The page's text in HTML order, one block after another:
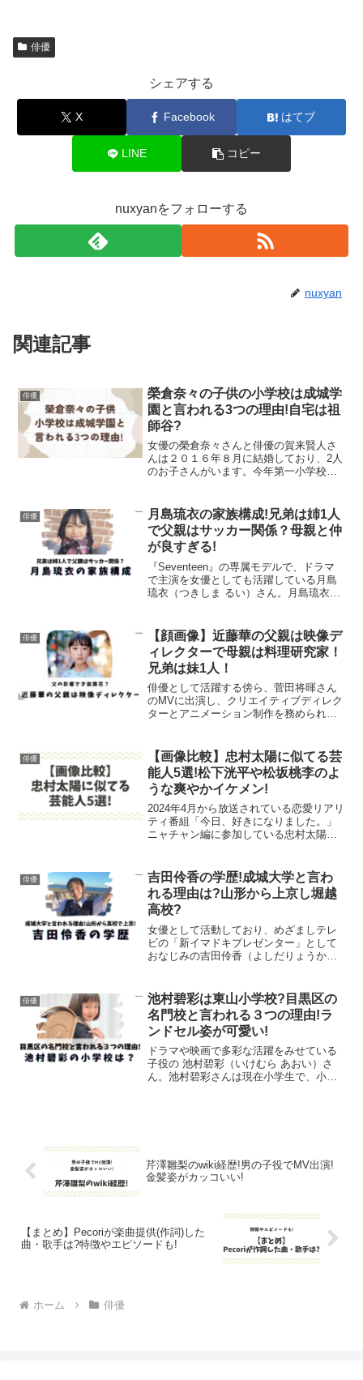
俳優
シェアする
X Facebook はてブ
LINE コピー
nuxyanをフォローする
nuxyan
関連記事
俳優
榮倉奈々の子供の小学校は成城学
園と言われる3つの理由!自宅は祖
師谷?
女優の榮倉奈々さんと俳優の賀来賢人さ
んは２０１６年８月に結婚しており、2人
のお子さんがいます。今年第一小学校に
調べてみました。榮倉奈々は子供が2人オ
フィシャルサイトより...
俳優
月島琉衣の家族構成!兄弟は姉1人
で父親はサッカー関係？母親と仲
が良すぎる!
『Seventeen』の専属モデルで、ドラマ
で主演を女優としても活躍している月島
琉衣（つきしま るい）さん。月島琉衣さ
人月島琉衣さんの家族構成は姉が1人いる
4人家族の...
俳優
【顔画像】近藤華の父親は映像デ
ィレクターで母親は料理研究家！
兄弟は妹1人！
俳優として活躍する傍ら、菅田将暉さん
のMVに出演し、クリエイティブディレク
ターとアニメーション制作を務められた
エイティブな活動もされているのは驚き
ですね。MV制作の...
俳優
【画像比較】忠村太陽に似てる芸
能人5選!松下洸平や松坂桃李のよ
うな爽やかイケメン!
2024年4月から放送されている恋愛リアリ
ティ番組「今日、好きになりました。」
ニャチャン編に参加している忠村太陽
す。そんな忠村太陽さんですが、あの
「有名俳優に似てる！」...
俳優
吉田伶香の学歴!成城大学と言わ
れる理由は?山形から上京し堀越
高校?
女優として活動しており、めざましテレ
ビの「新イマドキプレゼンター」として
おなじみの吉田伶香（よしだりょうか）
すぎる写真もありました!吉田伶香の大学
吉田伶香さんは、Ins...
俳優
池村碧彩は東山小学校?目黒区の
名門校と言われる３つの理由!ラ
ンドセル姿が可愛い!
ドラマや映画で多彩な活躍をみせている
子役の 池村碧彩（いけむら あおい）さ
ん。池村碧彩さんは現在小学生で、小学
芹澤雛梨のwiki経歴!男の子役でMV出演!
金髪姿がカッコいい!
【まとめ】Pecoriが楽曲提供(作詞)した
曲・歌手は?特徴やエピソードも!
ホーム 俳優